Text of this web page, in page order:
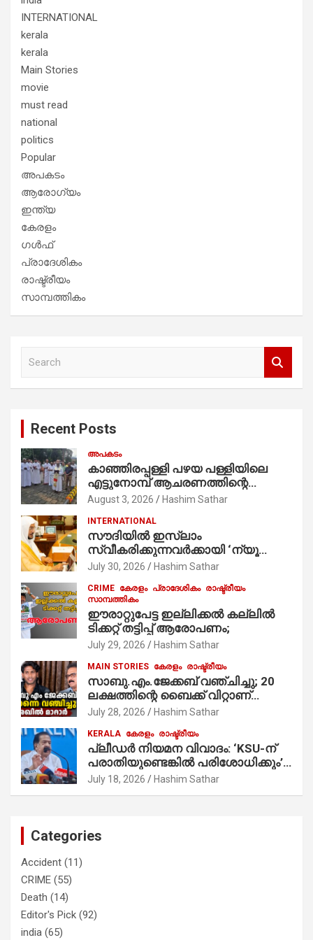
INTERNATIONAL
kerala
kerala
Main Stories
movie
must read
national
politics
Popular
അപകടം
ആരോഗ്യം
ഇന്ത്യ
കേരളം
ഗൾഫ്
പ്രാദേശികം
രാഷ്ട്രീയം
സാമ്പത്തികം
Recent Posts
അപകടം
കാഞ്ഞിരപ്പള്ളി പഴയ പള്ളിയിലെ
എട്ടുനോമ്പ് ആചരണത്തിന്റെ
ഭാഗമായുള്ള പന്തലിന്റെ കാൽനാട്ട്
കുര്യൻ താമരശ്ശേരി
നിർവഹിക്കുന്നു.
August 3, 2026 Hashim Sathar
INTERNATIONAL
സൗദിയില്‍ ഇസ്‌ലാം
സ്വീകരിക്കുന്നവര്‍ക്കായി ‘ന്യൂ
മുസ്ലിം’ ഡിജിറ്റല്‍ കാര്‍ഡ് സേവനം
July 30, 2026 Hashim Sathar
CRIME കേരളം പ്രാദേശികം രാഷ്ട്രീയം
സാമ്പത്തികം
ഈരാറ്റുപേട്ട ഇല്ലിക്കൽ കല്ലിൽ
ടിക്കറ്റ് തട്ടിപ്പ് ആരോപണം;
July 29, 2026 Hashim Sathar
MAIN STORIES കേരളം രാഷ്ട്രീയം
സാബു.എം.ജേക്കബ് വഞ്ചിച്ചു; 20
ലക്ഷത്തിന്റെ ബൈക്ക് വിറ്റാണ്
തൃക്കാക്കരയില്‍ മത്സരിച്ചത്!
മാത്രമാണ് ഉണ്ടായിരുന്നത്;
സാബുവിന്റേത് വ്യക്തിപരമായ
നേട്ടത്തിനുള്ള പാര്‍ട്ടി; ഇപ്പോള്‍
ഫോണ്‍ വിളിച്ചാല്‍ എടുക്കില്ല;
തിരഞ്ഞെടുപ്പിലെ ദുരനുഭവങ്ങള്‍
July 28, 2026 Hashim Sathar
KERALA കേരളം രാഷ്ട്രീയം
പ്ലീഡർ നിയമന വിവാദം: ‘KSU-ന്
പരാതിയുണ്ടെങ്കിൽ പരിശോധിക്കും’;
രമേശ് ചെന്നിത്തല
July 18, 2026 Hashim Sathar
Categories
Accident (11)
CRIME (55)
Death (14)
Editor's Pick (92)
india (65)